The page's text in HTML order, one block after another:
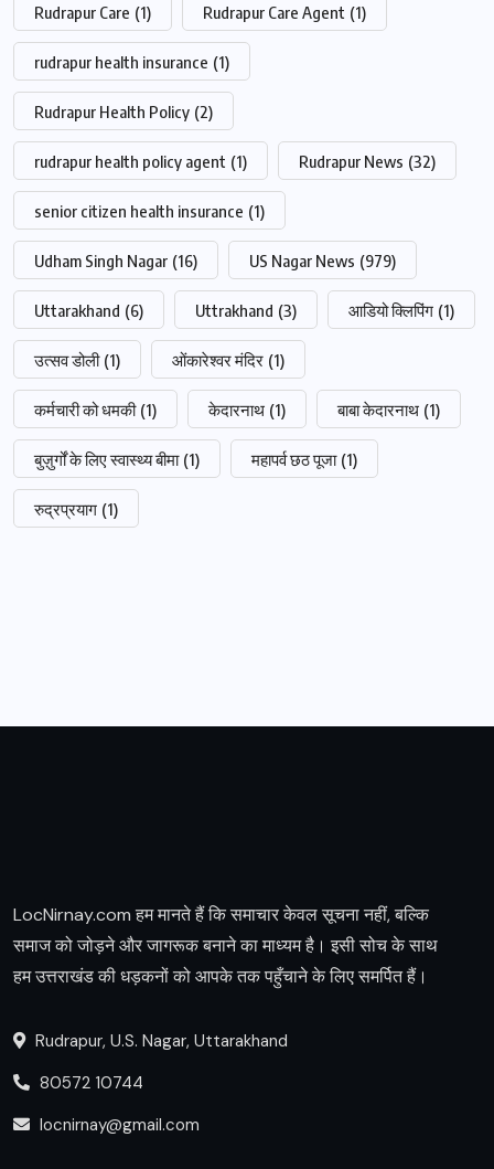
Rudrapur Care (1) Rudrapur Care Agent (1)
rudrapur health insurance (1)
Rudrapur Health Policy (2)
rudrapur health policy agent (1) Rudrapur News (32)
senior citizen health insurance (1)
Udham Singh Nagar (16) US Nagar News (979)
Uttarakhand (6) Uttrakhand (3) आडियो क्लिपिंग (1)
उत्सव डोली (1) ओंकारेश्वर मंदिर (1)
कर्मचारी को धमकी (1) केदारनाथ (1) बाबा केदारनाथ (1)
बुज़ुर्गों के लिए स्वास्थ्य बीमा (1) महापर्व छठ पूजा (1)
रुद्रप्रयाग (1)
LocNirnay.com हम मानते हैं कि समाचार केवल सूचना नहीं, बल्कि
समाज को जोड़ने और जागरूक बनाने का माध्यम है। इसी सोच के साथ
हम उत्तराखंड की धड़कनों को आपके तक पहुँचाने के लिए समर्पित हैं।
Rudrapur, U.S. Nagar, Uttarakhand
80572 10744
locnirnay@gmail.com